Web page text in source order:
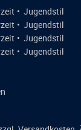
• Jugendstil
• Jugendstil
• Jugendstil
• Jugendstil